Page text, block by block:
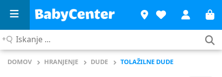
Iskanje
DOMOV HRANJENJE DUDE TOLAŽILNE DUDE